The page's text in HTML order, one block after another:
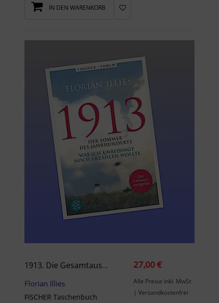
IN DEN WARENKORB
1913. Die Gesamtausgabe
Florian Illies
FISCHER Taschenbuch
27,00 €
Alle Preise inkl. MwSt
| Versandkostenfrei